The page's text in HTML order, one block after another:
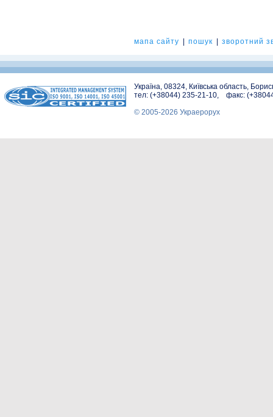
мапа сайту пошук зворотний
Україна, 08324, Київська область,
тел: (+38044) 235-21-10, факс:
© 2005-2026 Украерорух